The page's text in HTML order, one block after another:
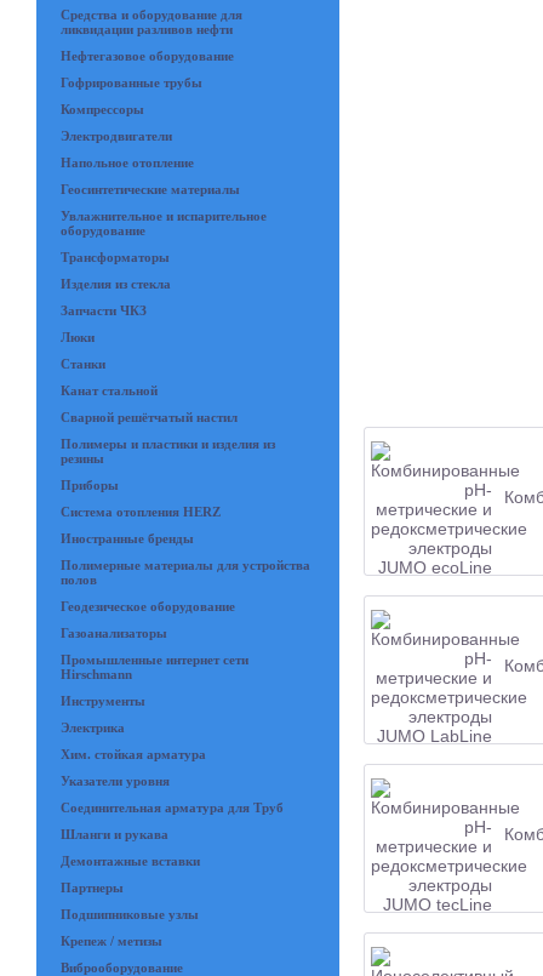
Средства и оборудование для
ликвидации разливов нефти
Нефтегазовое оборудование
Гофрированные трубы
Компрессоры
Электродвигатели
Напольное отопление
Геосинтетические материалы
Увлажнительное и испарительное
оборудование
Трансформаторы
Изделия из стекла
Запчасти ЧКЗ
Люки
Станки
Канат стальной
Сварной решётчатый настил
Полимеры и пластики и изделия из
резины
Приборы
Система отопления HERZ
Иностранные бренды
Полимерные материалы для устройства
полов
Геодезическое оборудование
Газоанализаторы
Промышленные интернет сети
Hirschmann
Инструменты
Электрика
Хим. стойкая арматура
Указатели уровня
Соединительная арматура для Труб
Шланги и рукава
Демонтажные вставки
Партнеры
Подшипниковые узлы
Крепеж / метизы
Виброоборудование